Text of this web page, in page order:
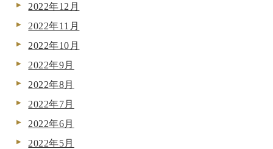
2022年12月
2022年11月
2022年10月
2022年9月
2022年8月
2022年7月
2022年6月
2022年5月